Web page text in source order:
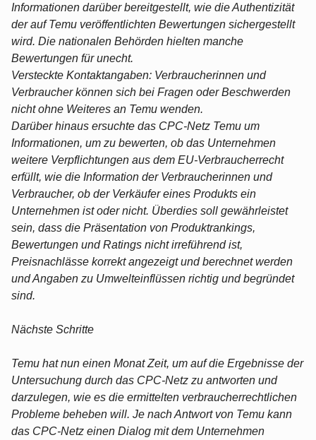
Informationen darüber bereitgestellt, wie die Authentizität
der auf Temu veröffentlichten Bewertungen sichergestellt
wird. Die nationalen Behörden hielten manche
Bewertungen für unecht.
Versteckte Kontaktangaben: Verbraucherinnen und
Verbraucher können sich bei Fragen oder Beschwerden
nicht ohne Weiteres an Temu wenden.
Darüber hinaus ersuchte das CPC-Netz Temu um
Informationen, um zu bewerten, ob das Unternehmen
weitere Verpflichtungen aus dem EU-Verbraucherrecht
erfüllt, wie die Information der Verbraucherinnen und
Verbraucher, ob der Verkäufer eines Produkts ein
Unternehmen ist oder nicht. Überdies soll gewährleistet
sein, dass die Präsentation von Produktrankings,
Bewertungen und Ratings nicht irreführend ist,
Preisnachlässe korrekt angezeigt und berechnet werden
und Angaben zu Umwelteinflüssen richtig und begründet
sind.
Nächste Schritte
Temu hat nun einen Monat Zeit, um auf die Ergebnisse der
Untersuchung durch das CPC-Netz zu antworten und
darzulegen, wie es die ermittelten verbraucherrechtlichen
Probleme beheben will. Je nach Antwort von Temu kann
das CPC-Netz einen Dialog mit dem Unternehmen